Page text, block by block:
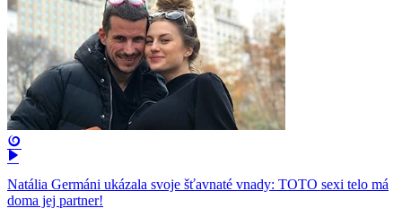
Natália Germáni ukázala svoje šťavnaté vnady: TOTO sexi telo má
doma jej partner!